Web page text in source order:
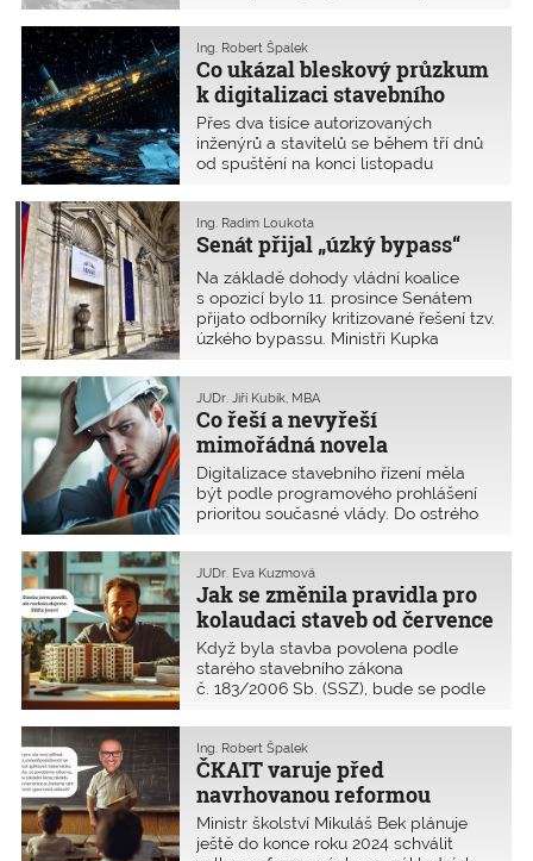
stavebníka (PSS). Vyplynulo to mimo
jiné z průzkumu, který probíhal ve
dnech 26. listopadu až 8. prosince
2024 a zúčastnilo se ho 2 134
autorizovaných osob, z toho 1 492
inženýrů a 617 techniků a stavitelů.
Obsahoval 18 otázek, které v
některých případech umožňovaly
Co ukázal bleskový průzkum
k digitalizaci stavebního
řízení
Ing. Robert Špalek
Přes dva tisíce autorizovaných
inženýrů a stavitelů se během tří dnů
od spuštění na konci listopadu
s digitalizací stavebního řízení (DSŘ).
Nebývalé! Jde o dvojnásobný počet
odpovědí než zkraje roku 2024, kdy
skutečnou délkou povolovacího řízení
v Česku.
Senát přijal „úzký bypass“
Ing. Radim Loukota
Na základě dohody vládní koalice
s opozicí bylo 11. prosince Senátem
přijato odborníky kritizované řešení tzv.
úzkého bypassu. Ministři Kupka
v pátek 13. prosince, tedy až dva dny
po schválení Senátem, bude funkce
ukládání projektové dokumentace na
Portálu stavebníka plně funkční
podpis prezidenta a v praxi ověřit, že
sliby byly naplněny.
Co řeší a nevyřeší
mimořádná novela
stavebního zákona?
JUDr. Jiří Kubík, MBA
Digitalizace stavebního řízení měla
být podle programového prohlášení
prioritou současné vlády. Do ostrého
systémy státní správy se zcela
zásadními nedostatky, které nebyly
nahodilé, ale šlo o strukturální
problémy celého návrhu. To se
v bezprecedentní zpomalení státní
správy v této oblasti a ohrozilo sektor
stavebnictví na území našeho státu.
Jak se změnila pravidla pro
kolaudaci staveb od července
2024?
JUDr. Eva Kuzmová
Když byla stavba povolena podle
starého stavebního zákona
č. 183/2006 Sb. (SSZ), bude se podle
Co změnil nový stavební zákon
č. 283/2021 Sb. (NSZ)? Jaké stavby se
vlastně nyní kolaudují a podle jakého
zákona? Kdo kolauduje stavby?
působit nejasně.
ČKAIT varuje před
navrhovanou reformou
výuky matematiky
v základních školách
Ing. Robert Špalek
Ministr školství Mikuláš Bek plánuje
ještě do konce roku 2024 schválit